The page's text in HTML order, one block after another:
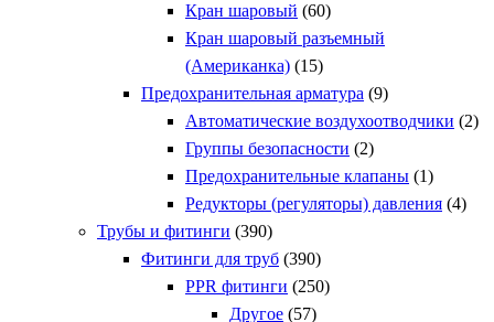
Кран шаровый (60)
Кран шаровый разъемный
(Американка) (15)
Предохранительная арматура (9)
Автоматические воздухоотводчики (2)
Группы безопасности (2)
Предохранительные клапаны (1)
Редукторы (регуляторы) давления (4)
Трубы и фитинги (390)
Фитинги для труб (390)
PPR фитинги (250)
Другое (57)